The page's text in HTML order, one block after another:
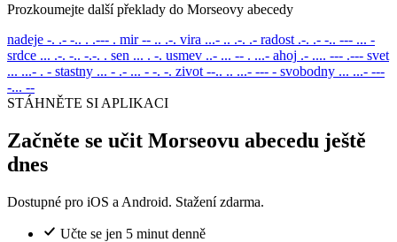
Prozkoumejte další překlady do Morseovy abecedy
nadeje -. .- -.. . .--- . mir -- .. .-. vira ...- .. .-. .- radost .-. .- -.. --- ... -
srdce ... .-. -.. -.-. . sen ... . -. usmev ..- ... -- . ...- ahoj .- .... --- .--- svet
... ...- . - stastny ... - .- ... - -. -. zivot --.. .. ...- --- - svobodny ... ...- ---
-... --
STÁHNĚTE SI APLIKACI
Začněte se učit Morseovu abecedu ještě
dnes
Dostupné pro iOS a Android. Stažení zdarma.
Učte se jen 5 minut denně